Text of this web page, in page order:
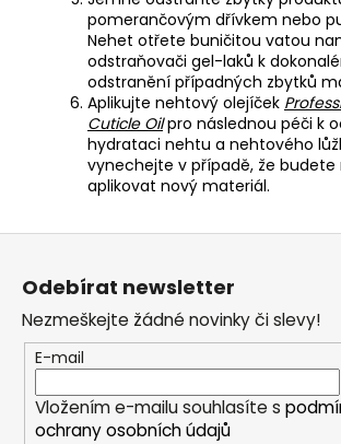
pomerančovým dřívkem nebo
Nehet otřete buničitou vatou
odstraňovači gel-laků k
odstranění případných zbytků
Aplikujte nehtový olejíček
Cuticle Oilpro následnou péči k
hydrataci nehtu a nehtového
vynechejte v případě, že budete
aplikovat nový materiál.
Z
Odebírat newsletter
Nezmeškejte žádné novinky či slevy!
E-mail
Vložením e-mailu souhlasíte s
ochrany osobních údajů